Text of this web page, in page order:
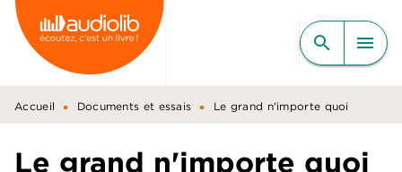
MENU RECHERCHE
CONTENU
PIED DE PAGE
search menu
Accueil • Documents et essais • Le grand n'importe quoi
Le grand n'importe quoi